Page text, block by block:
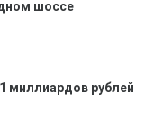
шоссе
миллиардов рублей